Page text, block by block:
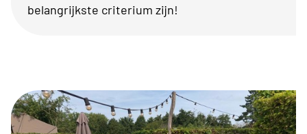
belangrijkste criterium zijn!